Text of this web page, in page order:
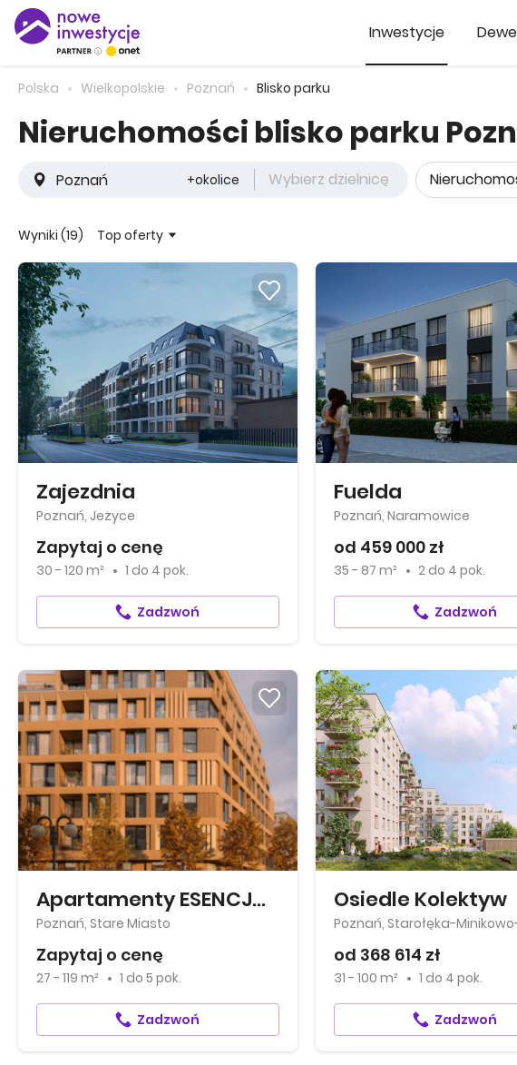
Inwestycje
Polska Wielkopolskie Poznań Blisko parku
Nieruchomości blisko parku
+okolice Wybierz dzielnicę
Wyniki (19) Top oferty
Zajezdnia
Poznań, Jeżyce
Zapytaj o cenę
30 - 120 m² 1 do 4 pok.
Zadzwoń
Fuelda
Poznań, Naramowice
od 459 000 zł
35 - 87 m² 2do 4 pok.
Zadzwoń
Apartamenty ESENCJA II
Poznań, Stare Miasto
Zapytaj o cenę
27 - 119 m² 1 do 5 pok.
Zadzwoń
Osiedle Kolektyw
Poznań, Starołęka-
od 368 614 zł
31 - 100 m² 1 do 4 pok.
Zadzwoń